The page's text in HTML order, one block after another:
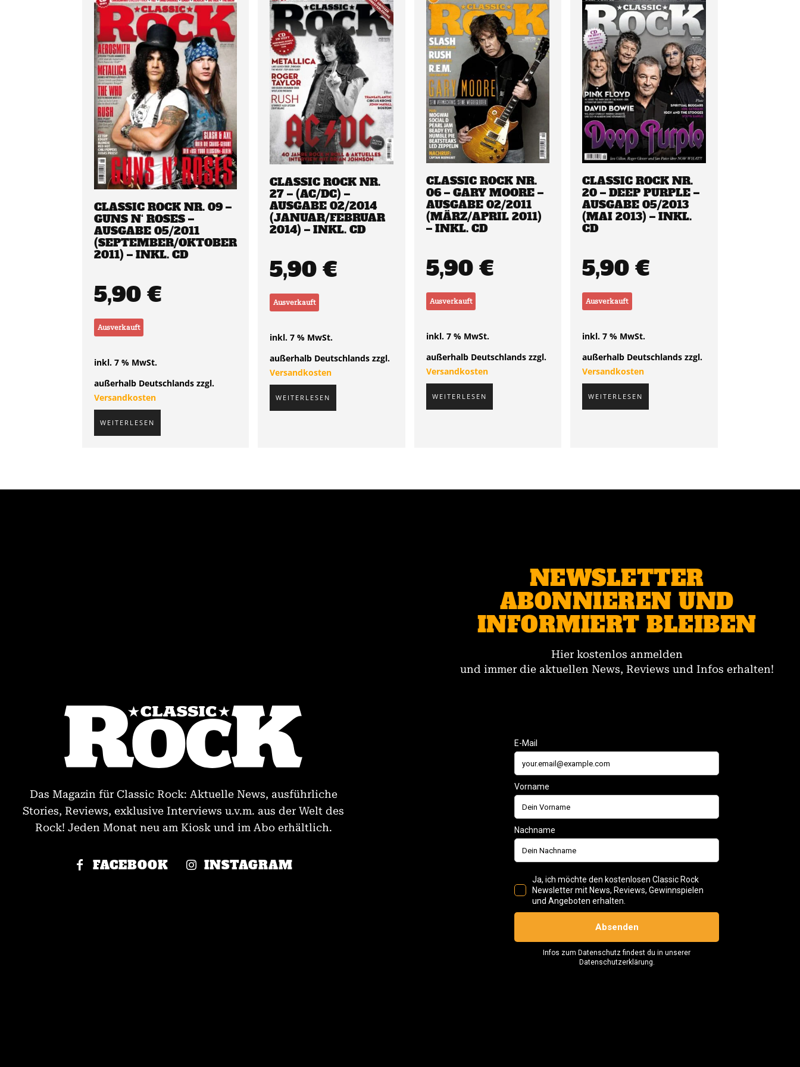
CLASSIC ROCK NR. 09 –
GUNS N‘ ROSES –
AUSGABE 05/2011
(SEPTEMBER/OKTOBER
2011) – INKL. CD
5,90 €
Ausverkauft
inkl. 7 % MwSt.
außerhalb Deutschlands zzgl.
Versandkosten
WEITERLESEN
CLASSIC ROCK NR.
27 – (AC/DC) –
AUSGABE 02/2014
(JANUAR/FEBRUAR
2014) – INKL. CD
5,90 €
Ausverkauft
inkl. 7 % MwSt.
außerhalb Deutschlands zzgl.
Versandkosten
WEITERLESEN
CLASSIC ROCK NR.
06 – GARY MOORE –
AUSGABE 02/2011
(MÄRZ/APRIL 2011)
– INKL. CD
5,90 €
Ausverkauft
inkl. 7 % MwSt.
außerhalb Deutschlands zzgl.
Versandkosten
WEITERLESEN
CLASSIC ROCK NR.
20 – DEEP PURPLE –
AUSGABE 05/2013
(MAI 2013) – INKL.
CD
5,90€
Ausverkauft
inkl. 7 % MwSt.
außerhalb Deutschlands zzgl.
Versandkosten
WEITERLESEN
Das Magazin für Classic Rock: Aktuelle News, ausführliche
Stories, Reviews, exklusive Interviews u.v.m. aus der Welt des
Rock! Jeden Monat neu am Kiosk und im Abo erhältlich.
FACEBOOK INSTAGRAM
NEWSLETTER
ABONNIEREN UND
INFORMIERT BLEIBEN
Hier kostenlos anmelden
und immer die aktuellen News, Reviews und Infos erhalten!